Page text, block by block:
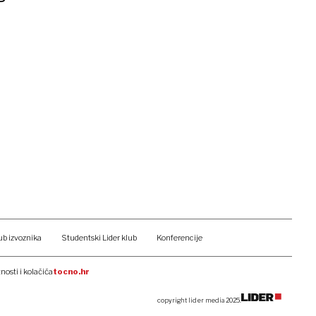
izvoznika Studentski Lider klub Konferencije
i kolačićatocno.hr
copyright lider media 2025.